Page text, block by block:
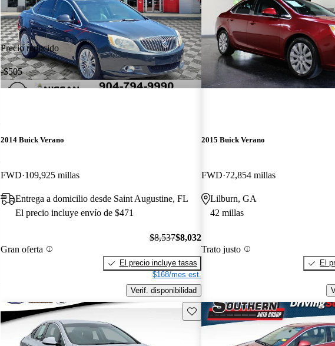
Precio reducido
-$505
2014 Buick Verano
FWD 109,925 millas
Entrega a domicilio desde Saint Augustine, FL
El precio incluye envío de $471
Gran oferta
$8,537$8,032
El precio incluye tasas
$168/mes est.
Verif. disponibilidad
2015 Buick Verano
FWD 72,854 millas
Lilburn, GA
42 millas
Trato justo
El
Guarda este Aviso